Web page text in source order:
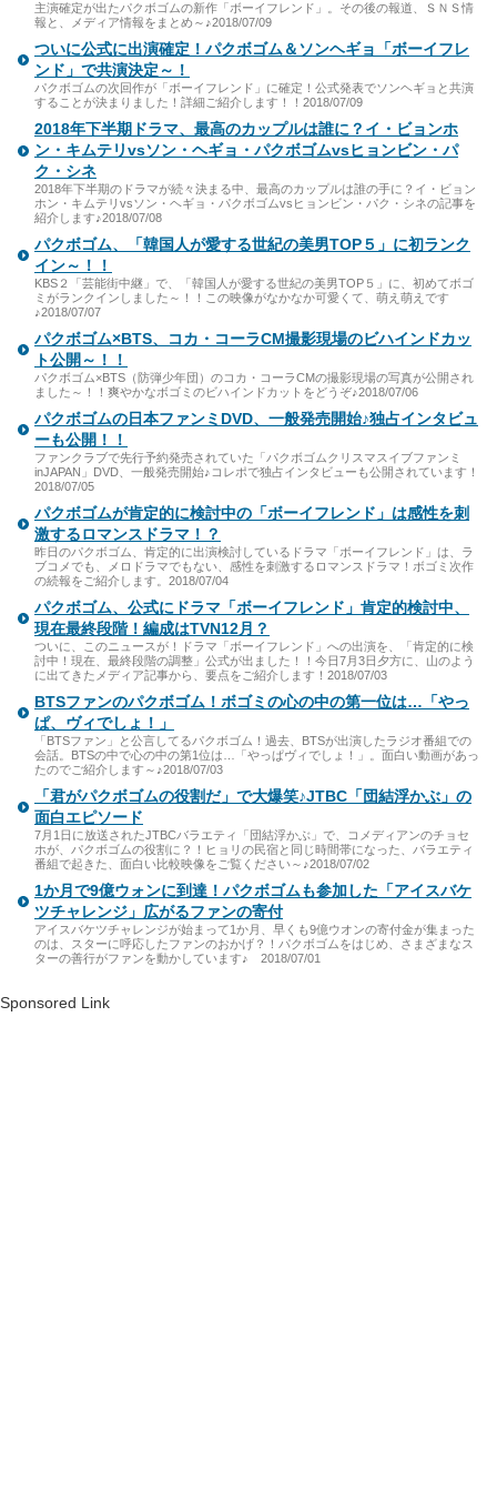
主演確定が出たパクボゴムの新作「ボーイフレンド」。その後の報道、ＳＮＳ情
報と、メディア情報をまとめ～♪2018/07/09
ついに公式に出演確定！パクボゴム＆ソンヘギョ「ボーイフレ
ンド」で共演決定～！
パクボゴムの次回作が「ボーイフレンド」に確定！公式発表でソンヘギョと共演
することが決まりました！詳細ご紹介します！！2018/07/09
2018年下半期ドラマ、最高のカップルは誰に？イ・ビョンホ
ン・キムテリvsソン・ヘギョ・パクボゴムvsヒョンビン・パ
ク・シネ
2018年下半期のドラマが続々決まる中、最高のカップルは誰の手に？イ・ビョン
ホン・キムテリvsソン・ヘギョ・パクボゴムvsヒョンビン・パク・シネの記事を
紹介します♪2018/07/08
パクボゴム、「韓国人が愛する世紀の美男TOP５」に初ランク
イン～！！
KBS２「芸能街中継」で、「韓国人が愛する世紀の美男TOP５」に、初めてボゴ
ミがランクインしました～！！この映像がなかなか可愛くて、萌え萌えです
♪2018/07/07
パクボゴム×BTS、コカ・コーラCM撮影現場のビハインドカッ
ト公開～！！
パクボゴム×BTS（防弾少年団）のコカ・コーラCMの撮影現場の写真が公開され
ました～！！爽やかなボゴミのビハインドカットをどうぞ♪2018/07/06
パクボゴムの日本ファンミDVD、一般発売開始♪独占インタビュ
ーも公開！！
ファンクラブで先行予約発売されていた「パクボゴムクリスマスイブファンミ
inJAPAN」DVD、一般発売開始♪コレポで独占インタビューも公開されています！
2018/07/05
パクボゴムが肯定的に検討中の「ボーイフレンド」は感性を刺
激するロマンスドラマ！？
昨日のパクボゴム、肯定的に出演検討しているドラマ「ボーイフレンド」は、ラ
ブコメでも、メロドラマでもない、感性を刺激するロマンスドラマ！ボゴミ次作
の続報をご紹介します。2018/07/04
パクボゴム、公式にドラマ「ボーイフレンド」肯定的検討中、
現在最終段階！編成はTVN12月？
ついに、このニュースが！ドラマ「ボーイフレンド」への出演を、「肯定的に検
討中！現在、最終段階の調整」公式が出ました！！今日7月3日夕方に、山のよう
に出てきたメディア記事から、要点をご紹介します！2018/07/03
BTSファンのパクボゴム！ボゴミの心の中の第一位は…「やっ
ぱ、ヴィでしょ！」
「BTSファン」と公言してるパクボゴム！過去、BTSが出演したラジオ番組での
会話。BTSの中で心の中の第1位は…「やっぱヴィでしょ！」。面白い動画があっ
たのでご紹介します～♪2018/07/03
「君がパクボゴムの役割だ」で大爆笑♪JTBC「団結浮かぶ」の
面白エピソード
7月1日に放送されたJTBCバラエティ「団結浮かぶ」で、コメディアンのチョセ
ホが、パクボゴムの役割に？！ヒョリの民宿と同じ時間帯になった、バラエティ
番組で起きた、面白い比較映像をご覧ください～♪2018/07/02
1か月で9億ウォンに到達！パクボゴムも参加した「アイスバケ
ツチャレンジ」広がるファンの寄付
アイスバケツチャレンジが始まって1か月、早くも9億ウオンの寄付金が集まった
のは、スターに呼応したファンのおかげ？！パクボゴムをはじめ、さまざまなス
ターの善行がファンを動かしています♪ 2018/07/01
Sponsored Link